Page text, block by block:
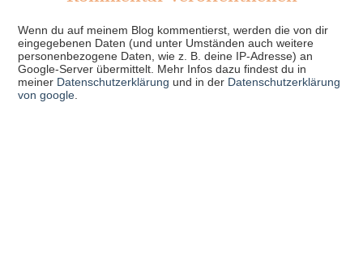
Wenn du auf meinem Blog kommentierst, werden die von dir
eingegebenen Daten (und unter Umständen auch weitere
personenbezogene Daten, wie z. B. deine IP-Adresse) an
Google-Server übermittelt. Mehr Infos dazu findest du in
meiner Datenschutzerklärung und in der Datenschutzerklärung
von google